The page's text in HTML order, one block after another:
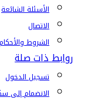
الأسئلة الشائعة
الاتصال
الشروط
روابط ذات صلة
تسجيل الدخول
الانضمام إلى